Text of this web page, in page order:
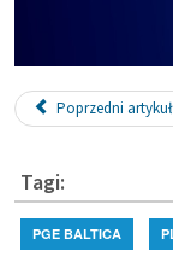
Poprzedni artykuł
Tagi:
PGE BALTICA